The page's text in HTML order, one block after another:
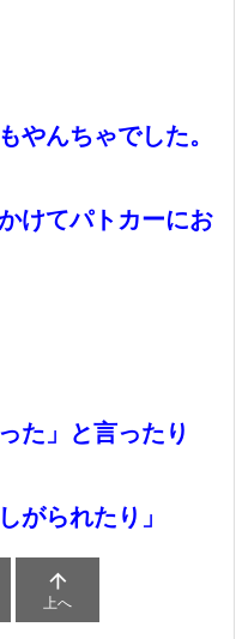
んちゃでした。
けてパトカーにお
た」と言ったり
がられたり」

上へ